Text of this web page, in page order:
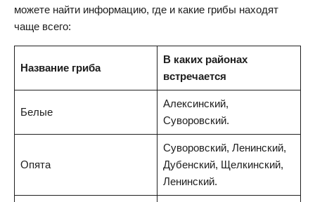
можете найти информацию, где и какие грибы находят
чаще всего:
Название гриба
В каких районах
встречается
Белые
Алексинский,
Суворовский.
Опята
Суворовский, Ленинский,
Дубенский, Щелкинский,
Ленинский.